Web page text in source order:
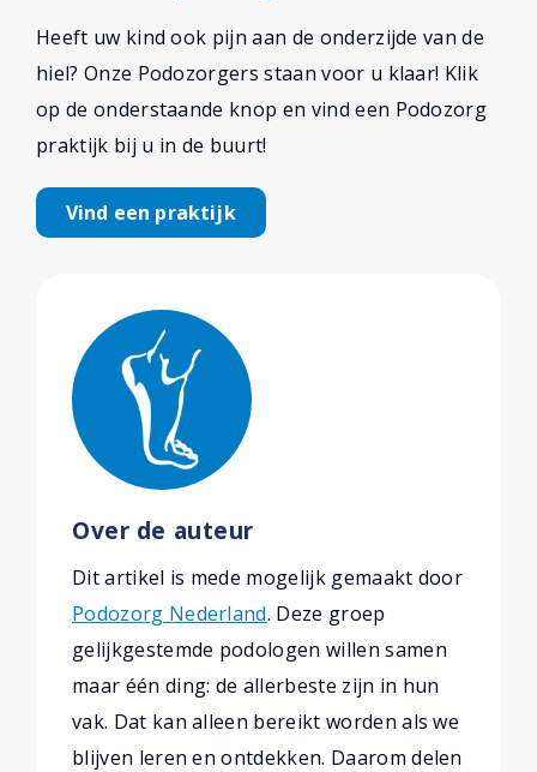
Heeft uw kind ook pijn aan de onderzijde van de
hiel? Onze Podozorgers staan voor u klaar! Klik
op de onderstaande knop en vind een Podozorg
praktijk bij u in de buurt!
Vind een praktijk
Over de auteur
Dit artikel is mede mogelijk gemaakt door
Podozorg Nederland. Deze groep
gelijkgestemde podologen willen samen
maar één ding: de allerbeste zijn in hun
vak. Dat kan alleen bereikt worden als we
blijven leren en ontdekken. Daarom delen